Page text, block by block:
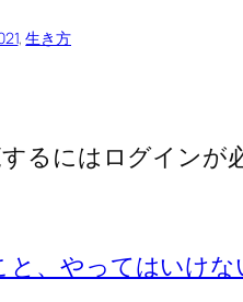
, 生き方
るにはログインが
、やってはいけな